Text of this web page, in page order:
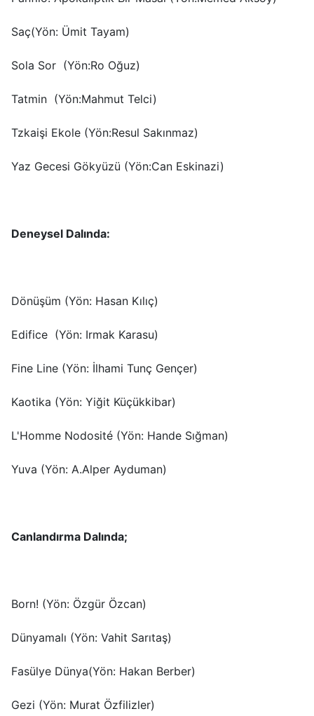
Saç(Yön: Ümit Tayam)
Sola Sor (Yön:Ro Oğuz)
Tatmin (Yön:Mahmut Telci)
Tzkaişi Ekole (Yön:Resul Sakınmaz)
Yaz Gecesi Gökyüzü (Yön:Can Eskinazi)
Deneysel Dalında:
Dönüşüm (Yön: Hasan Kılıç)
Edifice (Yön: Irmak Karasu)
Fine Line (Yön: İlhami Tunç Gençer)
Kaotika (Yön: Yiğit Küçükkibar)
L'Homme Nodosité (Yön: Hande Sığman)
Yuva (Yön: A.Alper Ayduman)
Canlandırma Dalında;
Born! (Yön: Özgür Özcan)
Dünyamalı (Yön: Vahit Sarıtaş)
Fasülye Dünya(Yön: Hakan Berber)
Gezi (Yön: Murat Özfilizler)